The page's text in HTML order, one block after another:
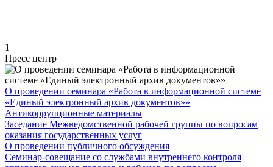
1
Пресс центр
О проведении семинара «Работа в информационной системе
«Единый электронный архив документов»»
Антикоррупционные материалы
Заседание Межведомственной рабочей группы по вопросам
оказания государственных услуг
О проведении публичного обсуждения
Семинар-совещание со службами внутреннего контроля